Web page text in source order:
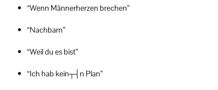
“Wenn Männerherzen brechen”
“Nachbarn”
“Weil du es bist”
“Ich hab kein┬┤n Plan”